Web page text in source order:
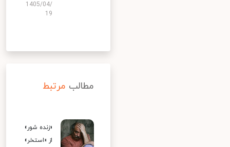
1405/04/
19
مطالب مرتبط
«زنده شور»
از «استخر»